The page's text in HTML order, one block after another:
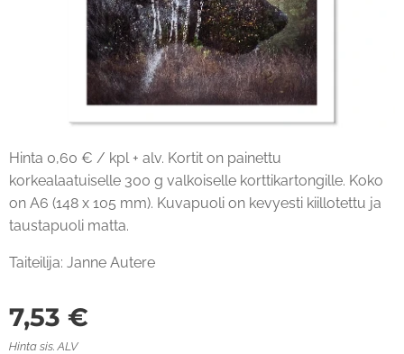
Hinta 0,60 € / kpl + alv. Kortit on painettu
korkealaatuiselle 300 g valkoiselle korttikartongille. Koko
on A6 (148 x 105 mm). Kuvapuoli on kevyesti kiillotettu ja
taustapuoli matta.
Taiteilija: Janne Autere
7,53 €
Hinta sis. ALV